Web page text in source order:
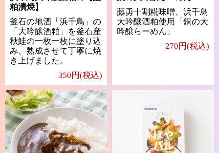
粕漬焼】
釜石の地酒「浜千鳥」の
「大吟醸酒粕」を釜石産
秋鮭の一枚一枚に塗り込
み、熟成させて丁寧に焼
き上げました。
350円(税込)
藤勇十割糀味噌、浜千鳥
大吟醸酒粕使用「銅の大
吟醸らーめん」
270円(税込)